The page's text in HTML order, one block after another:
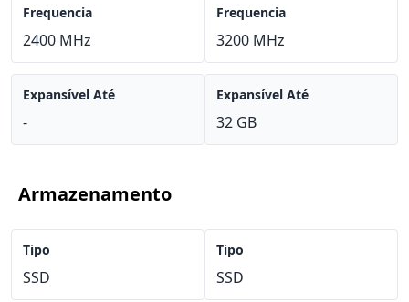
Frequencia
2400 MHz
Expansível Até
-
Frequencia
3200 MHz
Expansível Até
32 GB
Armazenamento
Tipo
SSD
Tipo
SSD